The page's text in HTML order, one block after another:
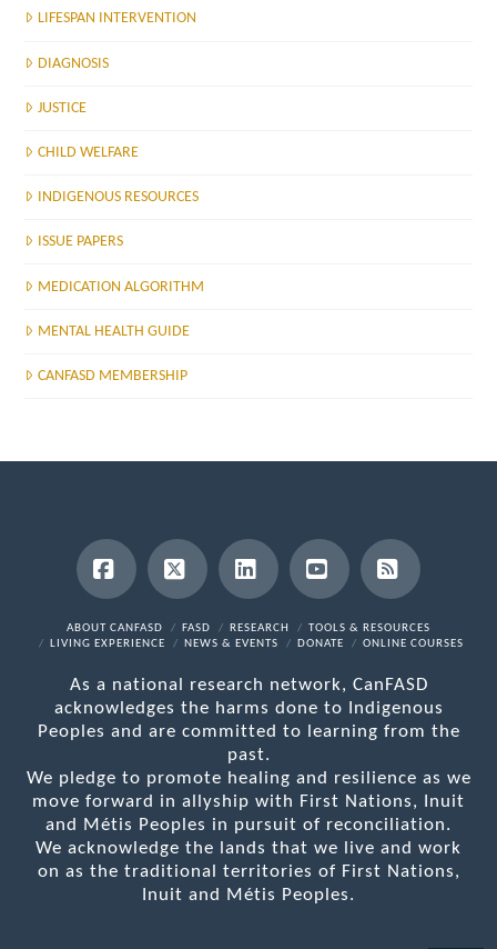
LIFESPAN INTERVENTION
DIAGNOSIS
JUSTICE
CHILD WELFARE
INDIGENOUS RESOURCES
ISSUE PAPERS
MEDICATION ALGORITHM
MENTAL HEALTH GUIDE
CANFASD MEMBERSHIP
Facebook
X LinkedInYouTubeRSS
ABOUT CANFASD FASD RESEARCH
TOOLS & RESOURCES
LIVING EXPERIENCE
NEWS & EVENTS DONATE ONLINE COURSES
As a national research network, CanFASD
acknowledges the harms done to Indigenous
Peoples and are committed to learning from the
past.
We pledge to promote healing and resilience as we
move forward in allyship with First Nations, Inuit
and Métis Peoples in pursuit of reconciliation.
We acknowledge the lands that we live and work
on as the traditional territories of First Nations,
Inuit and Métis Peoples.